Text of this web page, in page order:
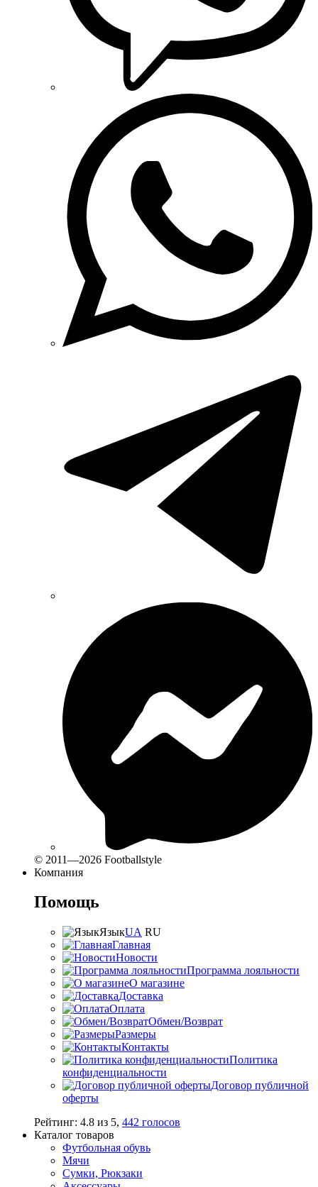
© 2011—2026 Footballstyle
Компания
Помощь
ЯзыкUA RU
Главная
Новости
Программа лояльности
О магазине
Доставка
Оплата
Обмен/Возврат
Размеры
Контакты
Политика
конфиденциальности
Договор публичной
оферты
Рейтинг: 4.8 из 5, 442 голосов
Каталог товаров
Футбольная обувь
Мячи
Сумки, Рюкзаки